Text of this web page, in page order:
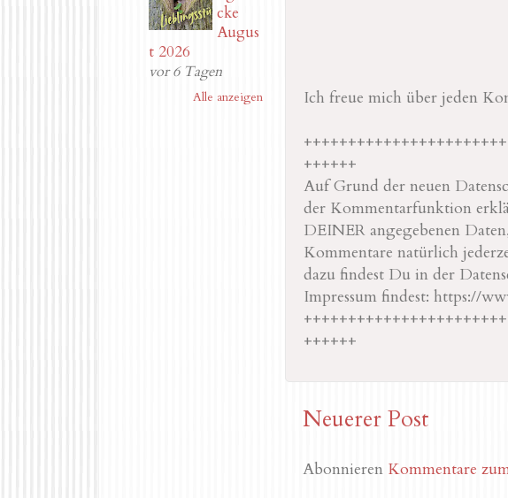
Ich freue mich über jeden
++++++
Auf Grund der neuen
der Kommentarfunktion
DEINER angegebenen
Kommentare natürlich
dazu findest Du in der
Impressum findest: https://
++++++
Neuerer Post
Abonnieren Kommentare
cke
Augus
t 2026
vor 6 Tagen
Alle anzeigen